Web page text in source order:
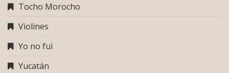
Tocho Morocho
Violines
Yo no fui
Yucatán